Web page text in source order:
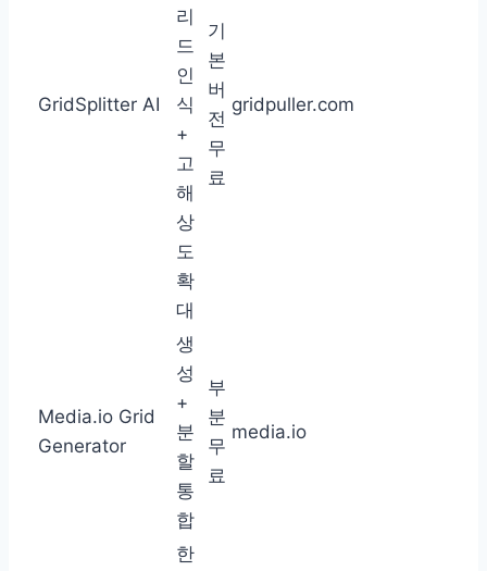
GridSplitter AI
리
드
인
식
+
고
해
상
도
확
대
기
본
버
전
무
료
gridpuller.com
Media.io Grid
Generator
생
성
+
분
할
통
합
부
분
무
료
media.io
한